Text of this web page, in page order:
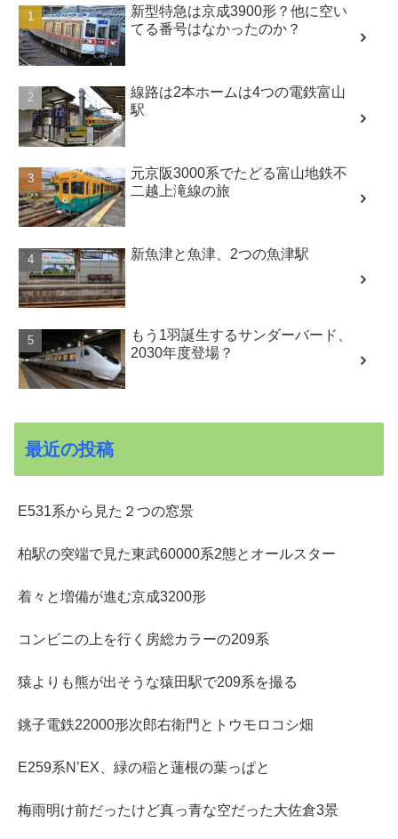
新型特急は京成3900形？他に空い
てる番号はなかったのか？
線路は2本ホームは4つの電鉄富山
駅
元京阪3000系でたどる富山地鉄不
二越上滝線の旅
新魚津と魚津、2つの魚津駅
もう1羽誕生するサンダーバード、
2030年度登場？
最近の投稿
E531系から見た２つの窓景
柏駅の突端で見た東武60000系2態とオールスター
着々と増備が進む京成3200形
コンビニの上を行く房総カラーの209系
猿よりも熊が出そうな猿田駅で209系を撮る
銚子電鉄22000形次郎右衛門とトウモロコシ畑
E259系N’EX、緑の稲と蓮根の葉っぱと
梅雨明け前だったけど真っ青な空だった大佐倉3景